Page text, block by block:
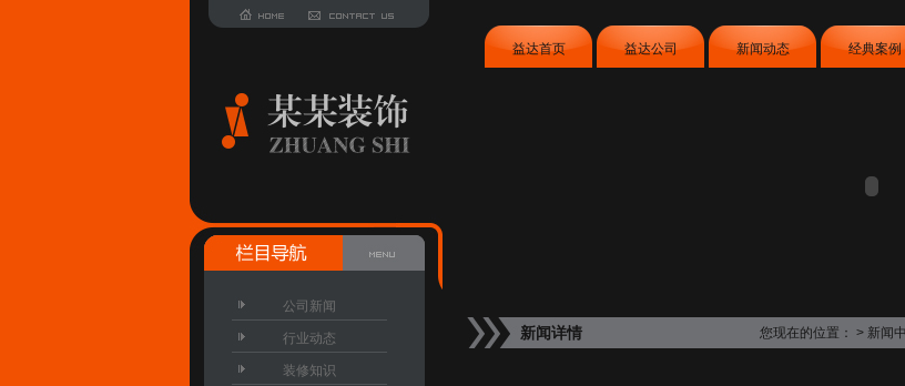
益达首页 益达公司 新闻动态 经典案例
新闻详情
公司新闻
行业动态
装修知识
您现在的位置： > 新闻